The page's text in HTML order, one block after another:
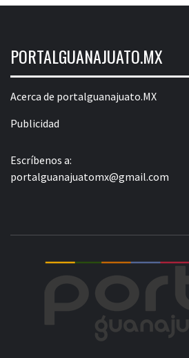
PORTALGUANAJUATO.MX
Acerca de portalguanajuato.MX
Publicidad
Escríbenos a:
portalguanajuatomx@gmail.com